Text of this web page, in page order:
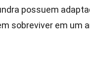
possuem
sobreviver em um